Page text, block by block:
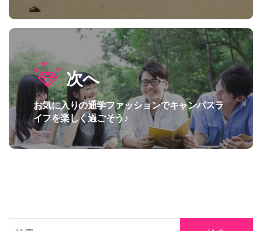
ゲ
ー
シ
ョ
ン
の
投
稿:
次へ
次
の
投
稿:
お気に入りの通学ファッションでキャンパスラ
イフを楽しく過ごそう♪